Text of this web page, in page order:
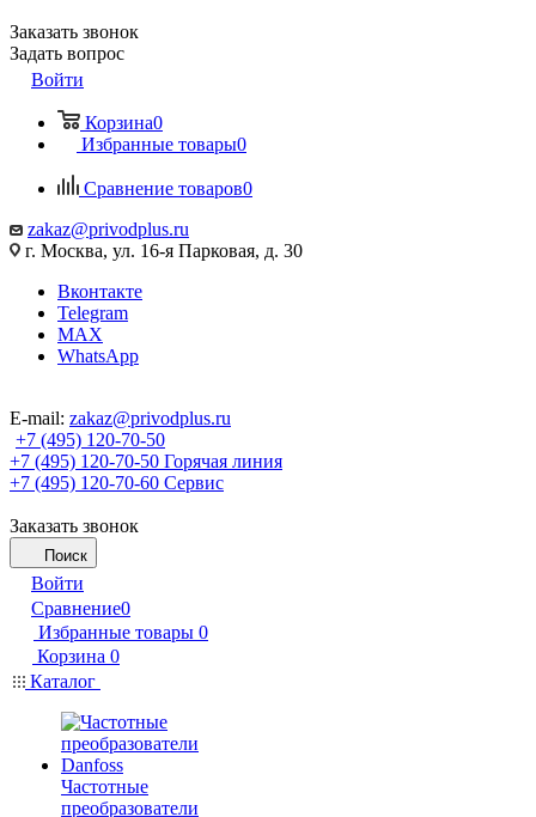
Заказать звонок
Задать вопрос
Войти
Корзина0
Избранные товары0
Сравнение товаров0
zakaz@privodplus.ru
г. Москва, ул. 16-я Парковая, д. 30
Вконтакте
Telegram
MAX
WhatsApp
E-mail: zakaz@privodplus.ru
+7 (495) 120-70-50
+7 (495) 120-70-50 Горячая линия
+7 (495) 120-70-60 Сервис
Заказать звонок
Поиск
Войти
Сравнение0
Избранные товары 0
Корзина 0
Каталог
Частотные
преобразователи